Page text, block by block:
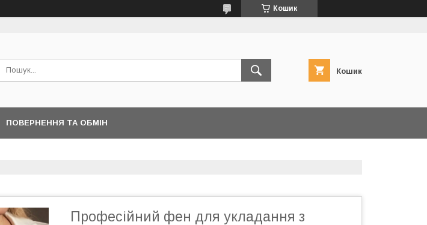
Кошик
Кошик
ПОВЕРНЕННЯ ТА ОБМІН
Професійний фен для укладання з